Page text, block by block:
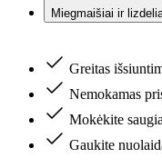
Miegmaišiai ir
Greitas
Nemokamas
Mokėkite
Gaukite